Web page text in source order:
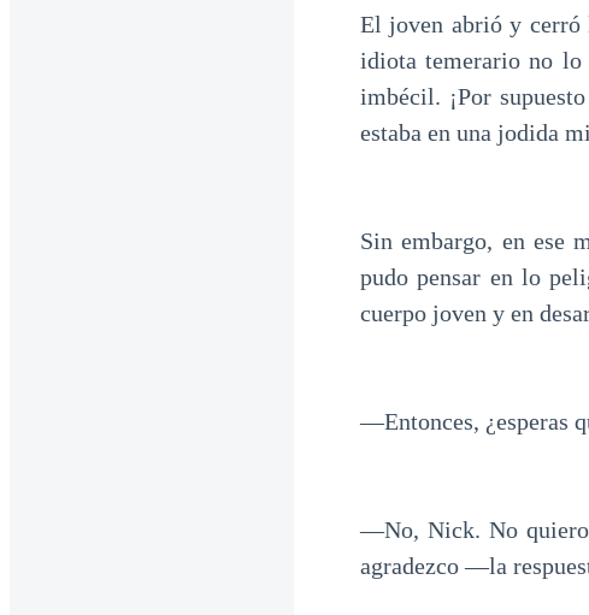
El joven abrió y cerró
idiota temerario no lo
imbécil. ¡Por
estaba en una jodida
Sin embargo, en ese
pudo pensar en lo
cuerpo joven y en
—Entonces, ¿esperas
—No, Nick. No quiero
agradezco —la